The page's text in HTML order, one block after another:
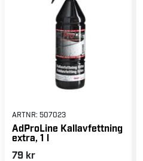
ARTNR: 507023
AdProLine Kallavfettning
extra, 1 l
79 kr